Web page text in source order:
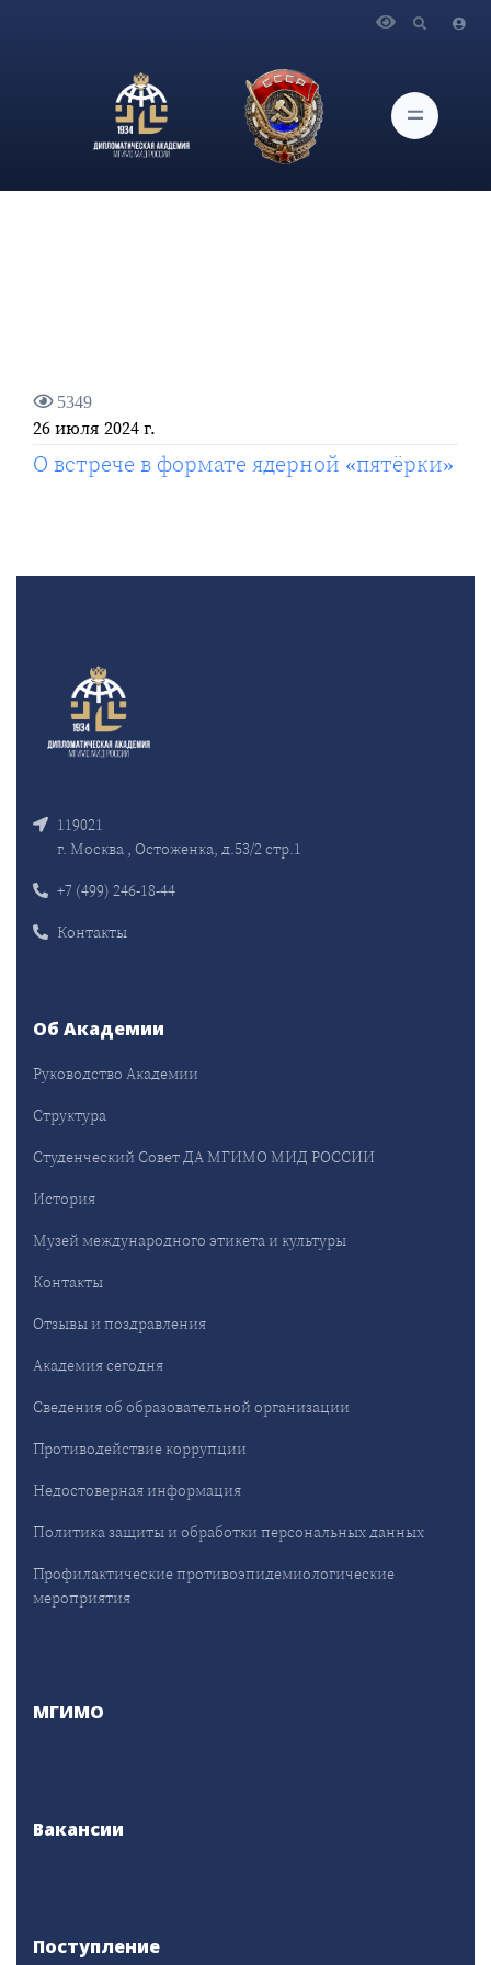
5349
26 июля 2024 г.
О встрече в формате ядерной «пятёрки»
119021
г. Москва , Остоженка, д.53/2 стр.1
+7 (499) 246-18-44
Контакты
Об Академии
Руководство Академии
Структура
Студенческий Совет ДА МГИМО МИД РОССИИ
История
Музей международного этикета и культуры
Контакты
Отзывы и поздравления
Академия сегодня
Сведения об образовательной организации
Противодействие коррупции
Недостоверная информация
Политика защиты и обработки персональных данных
Профилактические противоэпидемиологические
мероприятия
МГИМО
Вакансии
Поступление